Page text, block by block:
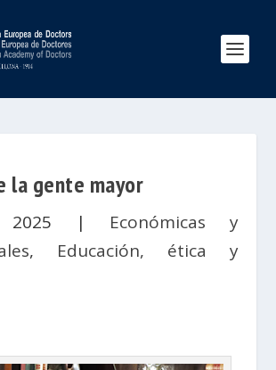
la gente mayor
| Económicas y
, Educación, ética y